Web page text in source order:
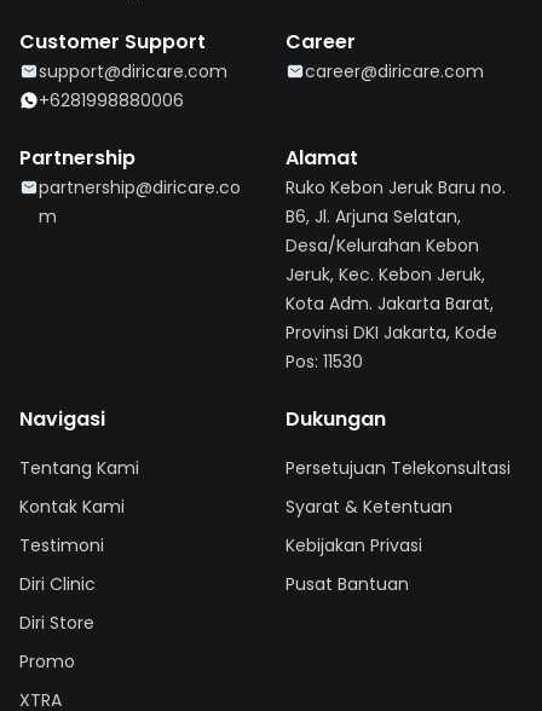
Customer Support
support@diricare.com
+6281998880006
Career
career@diricare.com
Partnership
partnership@diricare.co
m
Alamat
Ruko Kebon Jeruk Baru no.
B6, Jl. Arjuna Selatan,
Desa/Kelurahan Kebon
Jeruk, Kec. Kebon Jeruk,
Kota Adm. Jakarta Barat,
Provinsi DKI Jakarta, Kode
Pos: 11530
Navigasi
Tentang Kami
Kontak Kami
Testimoni
Diri Clinic
Diri Store
Promo
XTRA
Dukungan
Persetujuan Telekonsultasi
Syarat & Ketentuan
Kebijakan Privasi
Pusat Bantuan